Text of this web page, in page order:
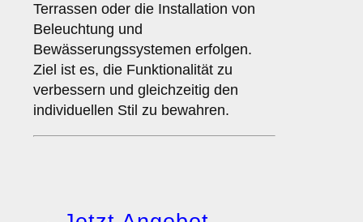
Terrassen oder die Installation von
Beleuchtung und
Bewässerungssystemen erfolgen.
Ziel ist es, die Funktionalität zu
verbessern und gleichzeitig den
individuellen Stil zu bewahren.